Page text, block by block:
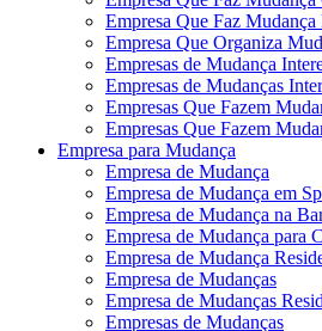
Empresa Que Faz Mudança
Empresa Que Organiza
Empresas de Mudança
Empresas de Mudanças
Empresas Que Fazem
Empresas Que Fazem
Empresa para Mudança
Empresa de Mudança
Empresa de Mudança em Sp
Empresa de Mudança na
Empresa de Mudança para
Empresa de Mudança
Empresa de Mudanças
Empresa de Mudanças
Empresas de Mudanças